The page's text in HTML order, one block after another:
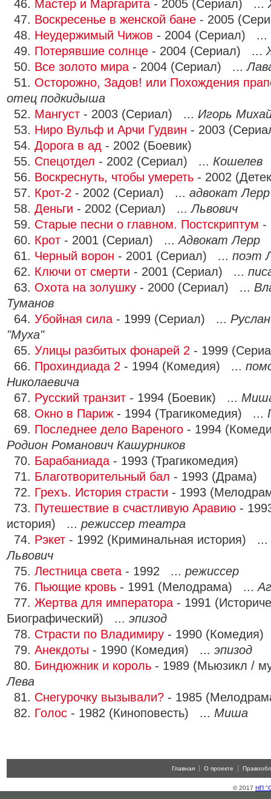
46. Мастер и Маргарита - 2005 (Сериал) ...
47. Воскресенье в женской бане - 2005
48. Неудержимый Чижов - 2004 (Сериал) ...
49. Потерявшие солнце - 2004 (Сериал) ...
50. Все золото мира - 2004 (Сериал) ...
51. Осторожно, Задов! или Похождения
отец подкидыша
52. Мангуст - 2003 (Сериал) ... Игорь
53. Ниро Вульф и Арчи Гудвин - 2003
54. Дорога в ад - 2002 (Боевик)
55. Спецотдел - 2002 (Сериал) ... Кошелев
56. Воскреснуть, чтобы умереть - 2002
57. Крот-2 - 2002 (Сериал) ... адвокат Лерр
58. Деньги - 2002 (Сериал) ...Львович
59. Старые песни о главном. Постскриптум -
60. Крот - 2001 (Сериал) ...Адвокат Лерр
61. Черный ворон - 2001 (Сериал) ... поэт
62. Ключи от смерти - 2001 (Сериал) ...
63. Охота на золушку - 2000 (Сериал) ...
Туманов
64. Убойная сила - 1999 (Сериал) ...
"Муха"
65. Улицы разбитых фонарей 2 - 1999
66. Прохиндиада 2 - 1994 (Комедия) ...
Николаевича
67. Русский транзит - 1994 (Боевик) ...
68. Окно в Париж - 1994 (Трагикомедия) ...
69. Последнее дело Вареного - 1994
Родион Романович Кашурников
70. Барабаниада - 1993 (Трагикомедия)
71. Благотворительный бал - 1993 (Драма)
72. Грехъ. История страсти - 1993
73. Путешествие в счастливую Аравию -
история) ... режиссер театра
74. Рэкет - 1992 (Криминальная история) ...
Львович
75. Лестница света - 1992 ... режиссер
76. Пьющие кровь - 1991 (Мелодрама) ...
77. Жертва для императора - 1991
Биографический) ... эпизод
78. Страсти по Владимиру - 1990
79. Анекдоты - 1990 (Комедия) ... эпизод
80. Биндюжник и король - 1989 (Мьюзикл /
Лева
81. Снегурочку вызывали? - 1985
82. Голос - 1982 (Киноповесть) ... Миша
Главная О проекте
© 2017 НП